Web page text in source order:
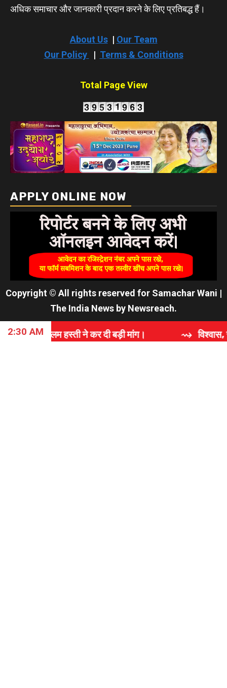
अधिक समाचार और जानकारी प्रदान करने के लिए प्रतिबद्ध हैं।
About Us| Our Team
Our Policy
| Terms & Conditions
Total Page View
APPLY ONLINE NOW
Copyright © All rights reserved for Samachar Wani |
The India News by Newsreach.
2:30 AM
हस्ती ने कर दी बड़ी मांग। ⇝ विश्वास, समर्पण और